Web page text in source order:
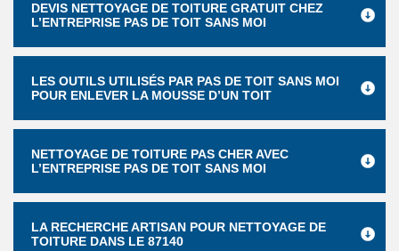
DEVIS NETTOYAGE DE TOITURE GRATUIT CHEZ
L’ENTREPRISE PAS DE TOIT SANS MOI
LES OUTILS UTILISÉS PAR PAS DE TOIT SANS MOI
POUR ENLEVER LA MOUSSE D’UN TOIT
NETTOYAGE DE TOITURE PAS CHER AVEC
L’ENTREPRISE PAS DE TOIT SANS MOI
LA RECHERCHE ARTISAN POUR NETTOYAGE DE
TOITURE DANS LE 87140